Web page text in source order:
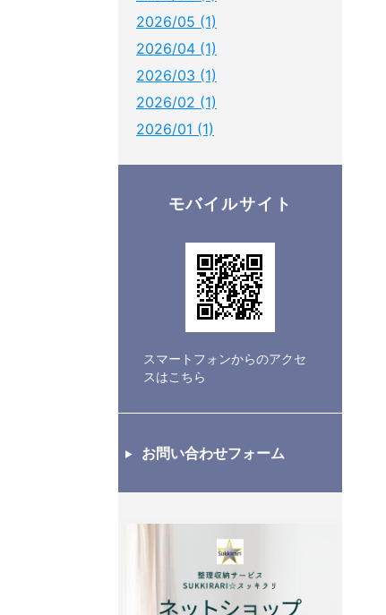
2026/05 (1)
2026/04 (1)
2026/03 (1)
2026/02 (1)
2026/01 (1)
モバイルサイト
スマートフォンからのアクセ
スはこちら
お問い合わせフォーム